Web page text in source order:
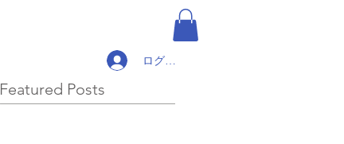
ログイン
Featured Posts